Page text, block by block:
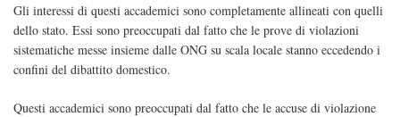
Gli interessi di questi accademici sono completamente allineati con quelli
dello stato. Essi sono preoccupati dal fatto che le prove di violazioni
sistematiche messe insieme dalle ONG su scala locale stanno eccedendo i
confini del dibattito domestico.
Questi accademici sono preoccupati dal fatto che le accuse di violazione